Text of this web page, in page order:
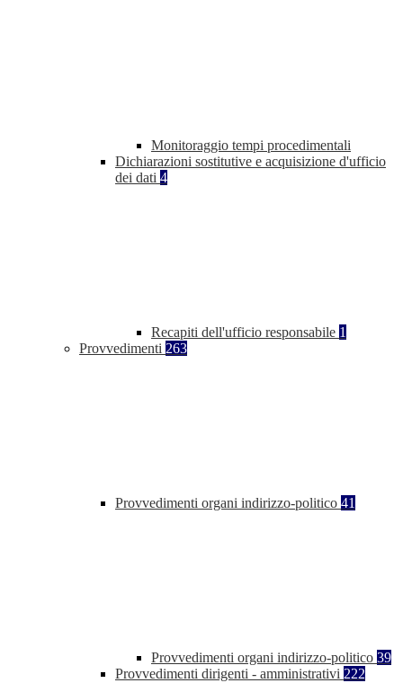
Monitoraggio tempi procedimentali
Dichiarazioni sostitutive e acquisizione d'ufficio
dei dati 4
Recapiti dell'ufficio responsabile 1
Provvedimenti 263
Provvedimenti organi indirizzo-politico 41
Provvedimenti organi indirizzo-politico 39
Provvedimenti dirigenti - amministrativi 222